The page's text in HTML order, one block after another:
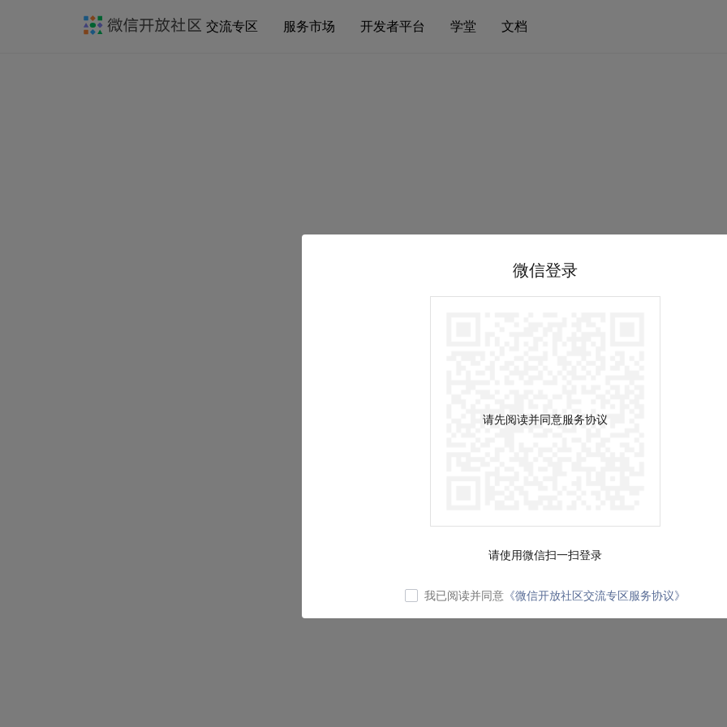
交流专区 服务市场 开发者平台 学堂 文档
微信登录
请先阅读并同意服务协议
请使用微信扫一扫登录
我已阅读并同意 《微信开放社区交流专区服务协议》